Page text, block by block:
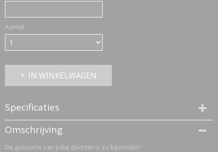
Aantal
IN WINKELWAGEN
Specificaties
Productcode
2848-1884
Omschrijving
De geboorte van jullie dochter is zo bijzonder!